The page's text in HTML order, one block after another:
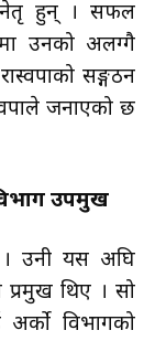
नेतृ हुन् । सफल
उनको अलग्गै
सङ्गठन
जनाएको छ
उपप्रमुख
। उनी यस अघि
थिए । सो
विभागको